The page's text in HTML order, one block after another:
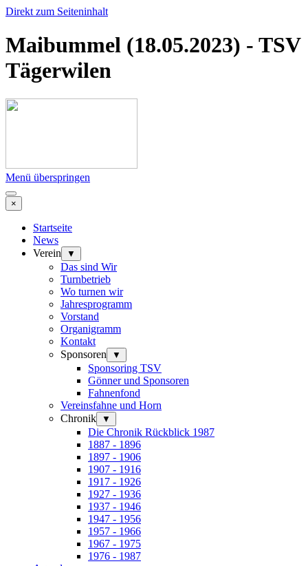
Direkt zum Seiteninhalt
Maibummel (18.05.2023) - TSV
Tägerwilen
Menü überspringen
×
Startseite
News
Verein
▼
Das sind Wir
Turnbetrieb
Wo turnen wir
Jahresprogramm
Vorstand
Organigramm
Kontakt
Sponsoren
▼
Sponsoring TSV
Gönner und Sponsoren
Fahnenfond
Vereinsfahne und Horn
Chronik
▼
Die Chronik Rückblick 1987
1887 - 1896
1897 - 1906
1907 - 1916
1917 - 1926
1927 - 1936
1937 - 1946
1947 - 1956
1957 - 1966
1967 - 1975
1976 - 1987